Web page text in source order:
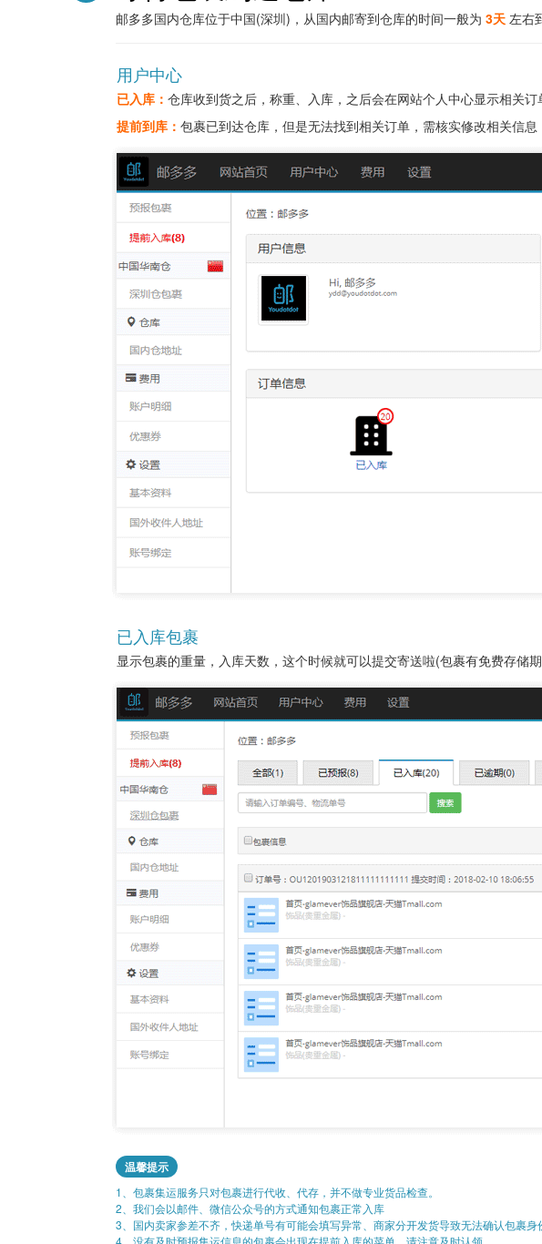
邮多多国内仓库位于中国(深圳)，从国内邮寄到仓库的时间一般为 3天 左右
用户中心
已入库： 仓库收到货之后，称重、入库，之后会在网站个人中心显示相关订
提前到库： 包裹已到达仓库，但是无法找到相关订单，需核实修改相关信息
已入库包裹
显示包裹的重量，入库天数，这个时候就可以提交寄送啦(包裹有免费存储
温馨提示
1、包裹集运服务只对包裹进行代收、代存，并不做专业货品检查。
2、我们会以邮件、微信公众号的方式通知包裹正常入库
3、国内卖家参差不齐，快递单号有可能会填写异常、商家分开发货导致无法确认包裹身
4、没有及时预报集运信息的包裹会出现在提前入库的菜单，请注意及时认领